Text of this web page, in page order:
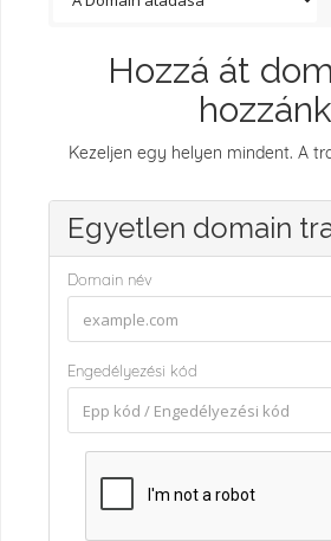
Hozzá át
hozzánk
Kezeljen egy helyen mindent. A
Egyetlen domain
Domain név
Engedélyezési kód